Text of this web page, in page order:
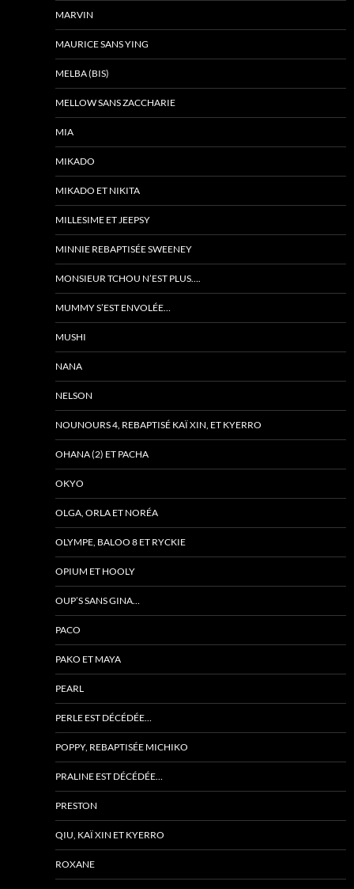
MARVIN
MAURICE SANS YING
MELBA (BIS)
MELLOW SANS ZACCHARIE
MIA
MIKADO
MIKADO ET NIKITA
MILLESIME ET JEEPSY
MINNIE REBAPTISÉE SWEENEY
MONSIEUR TCHOU N’EST PLUS….
MUMMY S’EST ENVOLÉE…
MUSHI
NANA
NELSON
NOUNOURS 4, REBAPTISÉ KAÏ XIN, ET KYERRO
OHANA (2) ET PACHA
OKYO
OLGA, ORLA ET NORÉA
OLYMPE, BALOO 8 ET RYCKIE
OPIUM ET HOOLY
OUP’S SANS GINA…
PACO
PAKO ET MAYA
PEARL
PERLE EST DÉCÉDÉE…
POPPY, REBAPTISÉE MICHIKO
PRALINE EST DÉCÉDÉE…
PRESTON
QIU, KAÏ XIN ET KYERRO
ROXANE